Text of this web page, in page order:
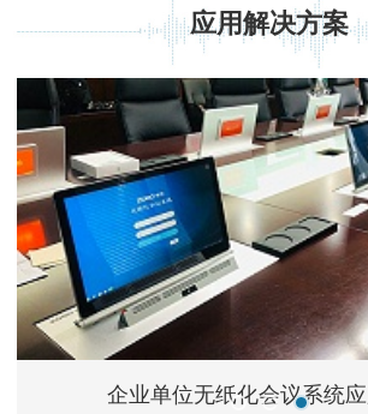
应用解决方案
企业单位无纸化会议系统